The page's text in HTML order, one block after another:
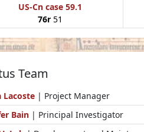
US-Cn case 59.1
76r 51
Team
Lacoste | Project Manager
Bain | Principal Investigator